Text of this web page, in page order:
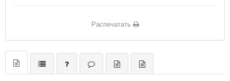
Распечатать